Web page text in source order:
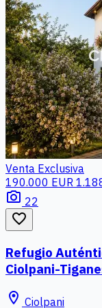
Venta Exclusiva
190.000 EUR
photo_camera 22
favorite_border
Refugio
Ciolpani-
location_on Ciolpani